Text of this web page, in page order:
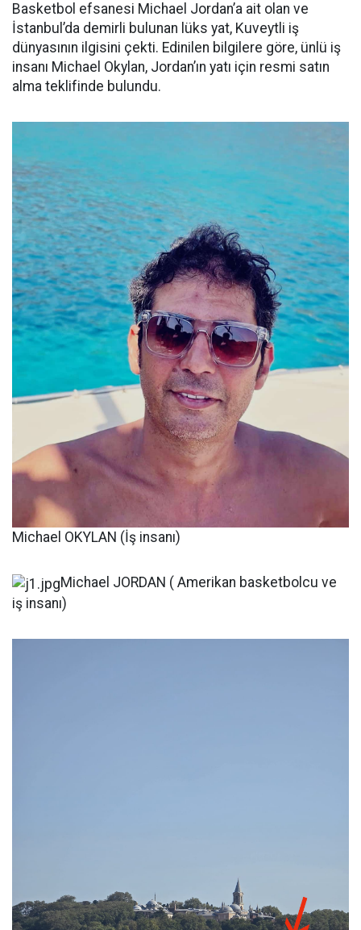
Basketbol efsanesi Michael Jordan’a ait olan ve
İstanbul’da demirli bulunan lüks yat, Kuveytli iş
dünyasının ilgisini çekti. Edinilen bilgilere göre, ünlü iş
insanı Michael Okylan, Jordan’ın yatı için resmi satın
alma teklifinde bulundu.
Michael OKYLAN (İş insanı)
Michael JORDAN ( Amerikan basketbolcu ve
iş insanı)